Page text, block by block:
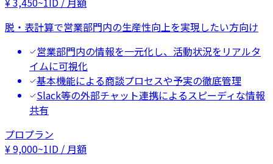
脱・表計算で営業部門内の生産性向上を実現したい方向け
営業部門内の情報を一元化し、活動状況をリアルタ
イムに可視化
基本機能による商談プロセスや予実の徹底管理
Slack等の外部チャット連携によるスピーディな情報
共有
プロプラン
¥9,000~1ID / 月額